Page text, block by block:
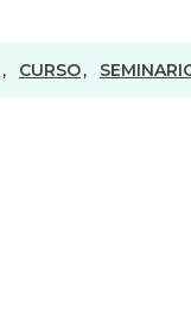
, CURSO,